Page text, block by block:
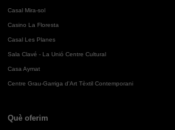
Casal Mira-sol
Casino La Floresta
Casal Les Planes
Sala Clavé - La Unió Centre Cultural
Casa Aymat
Centre Grau-Garriga d'Art Tèxtil Contemporani
Què oferim